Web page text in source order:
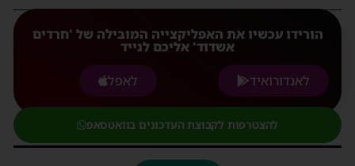
הורידו עכשיו את האפליקצייה המובילה של 'חרדים
אשדוד' אליכם לנייד
לאנדורואיד
לאפל
להצטרפות לקבוצת העדכונים בוואטסאפ